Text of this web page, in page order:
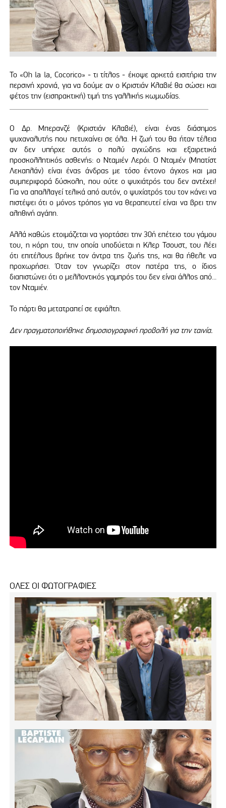
To «Oh la la, Cocorico» - τι τίτλος - έκοψε αρκετά εισιτήρια την
περσινή χρονιά, για να δούμε αν ο Κριστιάν Κλαβιέ θα σώσει και
φέτος την (εισπρακτική) τιμή της γαλλικής κωμωδίας.
Ο Δρ. Μπερανζέ (Κριστιάν Κλαβιέ), είναι ένας διάσημος
ψυχαναλυτής που πετυχαίνει σε όλα. Η ζωή του θα ήταν τέλεια
αν δεν υπήρχε αυτός ο πολύ αγχώδης και εξαιρετικά
προσκολλητικός ασθενής: ο Νταμιέν Λερόι. Ο Νταμιέν (Μπατίστ
Λεκαπλάν) είναι ένας άνδρας με τόσο έντονο άγχος και μια
συμπεριφορά δύσκολη, που ούτε ο ψυχιάτρός του δεν αντέχει!
Για να απαλλαγεί τελικά από αυτόν, ο ψυχίατρός του τον κάνει να
πιστέψει ότι ο μόνος τρόπος για να θεραπευτεί είναι να βρει την
αληθινή αγάπη.
Αλλά καθώς ετοιμάζεται να γιορτάσει την 30ή επέτειο του γάμου
του, η κόρη του, την οποία υποδύεται η Κλερ Τσουστ, του λέει
ότι επιτέλους βρήκε τον άντρα της ζωής της, και θα ήθελε να
προχωρήσει. Όταν τον γνωρίζει στον πατέρα της, ο ίδιος
διαπιστώνει ότι ο μελλοντικός γαμπρός του δεν είναι άλλος από...
τον Νταμιέν.
Το πάρτι θα μετατραπεί σε εφιάλτη.
Δεν πραγματοποιήθηκε δημοσιογραφική προβολή για την ταινία.
ΟΛΕΣ ΟΙ ΦΩΤΟΓΡΑΦΙΕΣ